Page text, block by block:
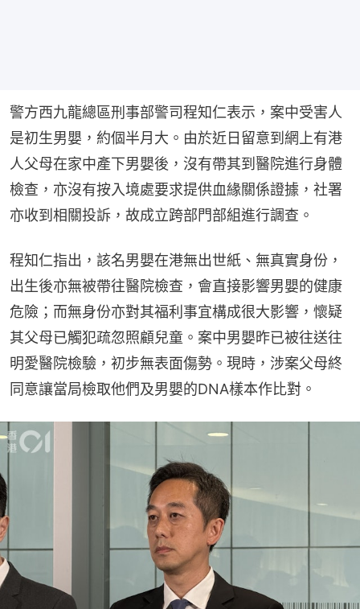
警方西九龍總區刑事部警司程知仁表示，案中受害人
是初生男嬰，約個半月大。由於近日留意到網上有港
人父母在家中產下男嬰後，沒有帶其到醫院進行身體
檢查，亦沒有按入境處要求提供血緣關係證據，社署
亦收到相關投訴，故成立跨部門部組進行調查。
程知仁指出，該名男嬰在港無出世紙、無真實身份，
出生後亦無被帶往醫院檢查，會直接影響男嬰的健康
危險；而無身份亦對其福利事宜構成很大影響，懷疑
其父母已觸犯疏忽照顧兒童。案中男嬰昨已被往送往
明愛醫院檢驗，初步無表面傷勢。現時，涉案父母終
同意讓當局檢取他們及男嬰的DNA樣本作比對。